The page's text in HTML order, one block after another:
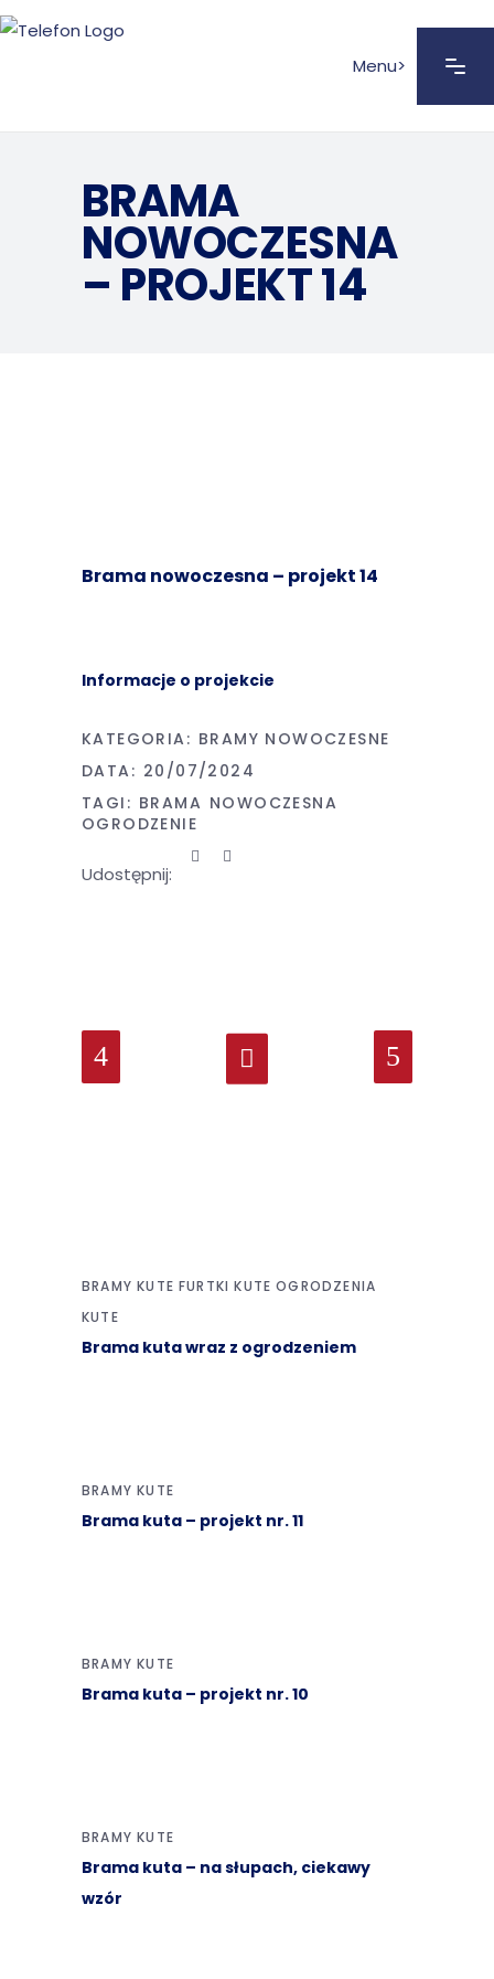
Menu>
BRAMA
NOWOCZESNA
– PROJEKT 14
Brama nowoczesna – projekt 14
Informacje o projekcie
KATEGORIA: BRAMY NOWOCZESNE
DATA: 20/07/2024
TAGI: BRAMA NOWOCZESNA
OGRODZENIE
Udostępnij:
BRAMY KUTE FURTKI KUTE OGRODZENIA
KUTE
Brama kuta wraz z ogrodzeniem
BRAMY KUTE
Brama kuta – projekt nr. 11
BRAMY KUTE
Brama kuta – projekt nr. 10
BRAMY KUTE
Brama kuta – na słupach, ciekawy
wzór